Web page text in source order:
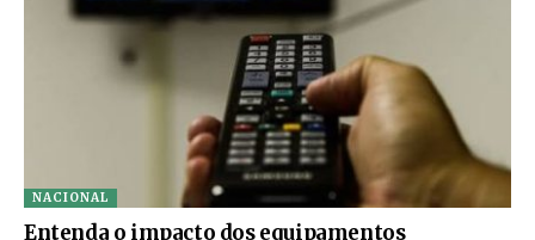
NACIONAL
Entenda o impacto dos equipamentos